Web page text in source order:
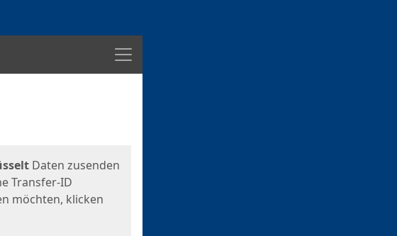
Menü
Daten zusenden
Transfer-ID
möchten, klicken